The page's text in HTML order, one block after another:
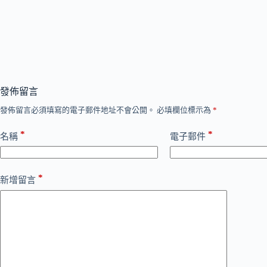
發佈留言
發佈留言必須填寫的電子郵件地址不會公開。 必填欄位標示為 *
名稱 * 電子郵件 *
新增留言 *